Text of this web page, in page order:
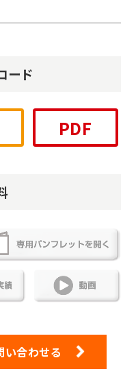
ード
PDF
い合わせる